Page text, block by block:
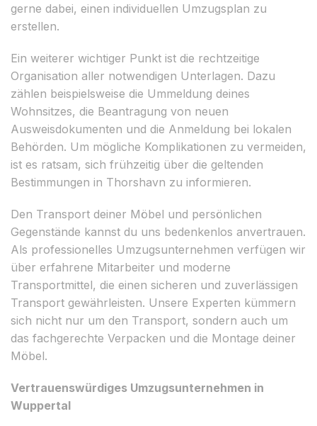
gerne dabei, einen individuellen Umzugsplan zu
erstellen.
Ein weiterer wichtiger Punkt ist die rechtzeitige
Organisation aller notwendigen Unterlagen. Dazu
zählen beispielsweise die Ummeldung deines
Wohnsitzes, die Beantragung von neuen
Ausweisdokumenten und die Anmeldung bei lokalen
Behörden. Um mögliche Komplikationen zu vermeiden,
ist es ratsam, sich frühzeitig über die geltenden
Bestimmungen in Thorshavn zu informieren.
Den Transport deiner Möbel und persönlichen
Gegenstände kannst du uns bedenkenlos anvertrauen.
Als professionelles Umzugsunternehmen verfügen wir
über erfahrene Mitarbeiter und moderne
Transportmittel, die einen sicheren und zuverlässigen
Transport gewährleisten. Unsere Experten kümmern
sich nicht nur um den Transport, sondern auch um
das fachgerechte Verpacken und die Montage deiner
Möbel.
Vertrauenswürdiges Umzugsunternehmen in
Wuppertal